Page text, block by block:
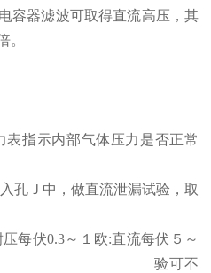
容器滤波可取得直流高压，其
。
表指示内部气体压力是否正常
孔Ｊ中，做直流泄漏试验，取
每伏0.3～１欧:直流每伏５～
般试 验可不